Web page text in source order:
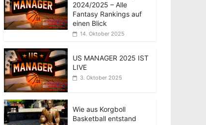
2024/2025 – Alle
Fantasy Rankings auf
einen Blick
14. Oktober 2025
US MANAGER 2025 IST
LIVE
3. Oktober 2025
Wie aus Korgboll
Basketball entstand